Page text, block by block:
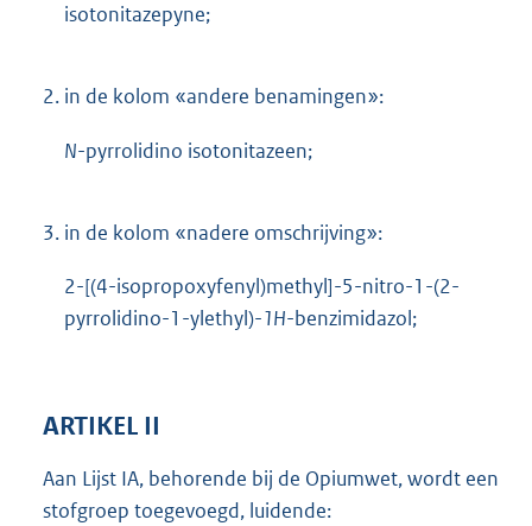
isotonitazepyne;
2. in de kolom «andere benamingen»:
N-pyrrolidino isotonitazeen;
3. in de kolom «nadere omschrijving»:
2-[(4-isopropoxyfenyl)methyl]-5-nitro-1-(2-
pyrrolidino-1-ylethyl)-1H-benzimidazol;
ARTIKEL II
Aan Lijst IA, behorende bij de Opiumwet, wordt een
stofgroep toegevoegd, luidende: